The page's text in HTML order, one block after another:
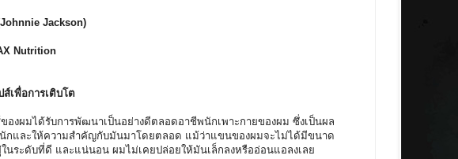
Jackson)
Nutrition
เพื่อการเติบโต
ผมได้รับการพัฒนาเป็นอย่างดีตลอดอาชีพนักเพาะกายของผม ซึ่งเป็นผล
กและให้ความสำคัญกับมันมาโดยตลอด แม้ว่าแขนของผมจะไม่ได้มีขนาด
นระดับที่ดี และแน่นอน ผมไม่เคยปล่อยให้มันเล็กลงหรืออ่อนแอลงเลย